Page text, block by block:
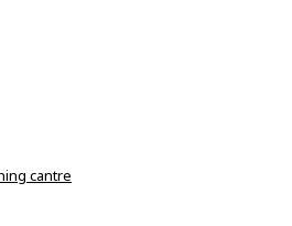
cantre